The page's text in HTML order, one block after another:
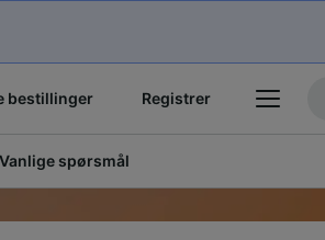
bestillinger Registrer
Vanlige spørsmål